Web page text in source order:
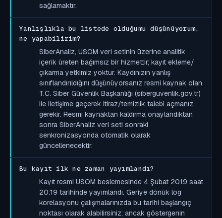
sağlamaktır.
Yanlışlıkla bu listede olduğumu düşünüyorum,
ne yapabilirim?
SiberAnaliz, USOM veri setinin üzerine analitik
içerik üreten bağımsız bir hizmettir; kayıt ekleme/
çıkarma yetkimiz yoktur. Kaydınızın yanlış
sınıflandırıldığını düşünüyorsanız resmi kaynak olan
T.C. Siber Güvenlik Başkanlığı (siberguvenlik.gov.tr)
ile iletişime geçerek itiraz/temizlik talebi açmanız
gerekir. Resmi kaynaktan kaldırma onaylandıktan
sonra SiberAnaliz veri seti sonraki
senkronizasyonda otomatik olarak
güncellenecektir.
Bu kayıt ilk ne zaman yayımlandı?
Kayıt resmi USOM beslemesinde 4 Şubat 2019 saat
20:19 tarihinde yayımlandı. Geriye dönük log
korelasyonu çalışmalarınızda bu tarihi başlangıç
noktası olarak alabilirsiniz; ancak göstergenin